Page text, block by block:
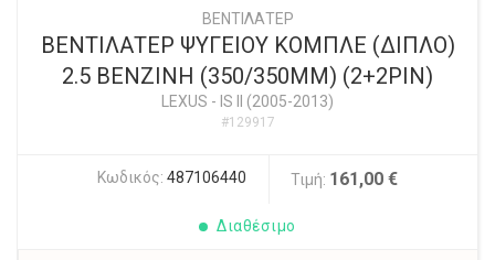
ΒΕΝΤΙΛΑΤΕΡ
ΒΕΝΤΙΛΑΤΕΡ ΨΥΓΕΙΟΥ ΚΟΜΠΛΕ (ΔΙΠΛΟ)
2.5 ΒΕΝΖΙΝΗ (350/350MM) (2+2PIN)
LEXUS - IS II (2005-2013)
#129917
Κωδικός: 487106440 Τιμή: 161,00 €
Διαθέσιμο